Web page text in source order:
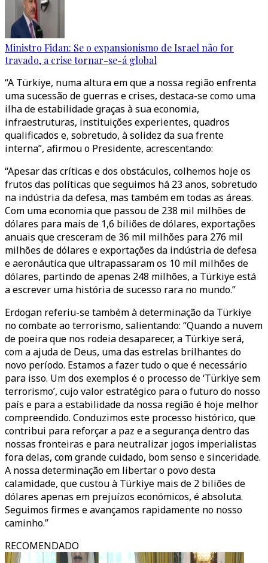
Ministro Fidan: Se o expansionismo de Israel não for
travado, a crise tornar-se-á global
“A Türkiye, numa altura em que a nossa região enfrenta
uma sucessão de guerras e crises, destaca-se como uma
ilha de estabilidade graças à sua economia,
infraestruturas, instituições experientes, quadros
qualificados e, sobretudo, à solidez da sua frente
interna”, afirmou o Presidente, acrescentando:
“Apesar das críticas e dos obstáculos, colhemos hoje os
frutos das políticas que seguimos há 23 anos, sobretudo
na indústria da defesa, mas também em todas as áreas.
Com uma economia que passou de 238 mil milhões de
dólares para mais de 1,6 biliões de dólares, exportações
anuais que cresceram de 36 mil milhões para 276 mil
milhões de dólares e exportações da indústria de defesa
e aeronáutica que ultrapassaram os 10 mil milhões de
dólares, partindo de apenas 248 milhões, a Türkiye está
a escrever uma história de sucesso rara no mundo.”
Erdogan referiu-se também à determinação da Türkiye
no combate ao terrorismo, salientando: “Quando a nuvem
de poeira que nos rodeia desaparecer, a Türkiye será,
com a ajuda de Deus, uma das estrelas brilhantes do
novo período. Estamos a fazer tudo o que é necessário
para isso. Um dos exemplos é o processo de ‘Türkiye sem
terrorismo’, cujo valor estratégico para o futuro do nosso
país e para a estabilidade da nossa região é hoje melhor
compreendido. Conduzimos este processo histórico, que
contribui para reforçar a paz e a segurança dentro das
nossas fronteiras e para neutralizar jogos imperialistas
fora delas, com grande cuidado, bom senso e sinceridade.
A nossa determinação em libertar o povo desta
calamidade, que custou à Türkiye mais de 2 biliões de
dólares apenas em prejuízos económicos, é absoluta.
Seguimos firmes e avançamos rapidamente no nosso
caminho.”
RECOMENDADO